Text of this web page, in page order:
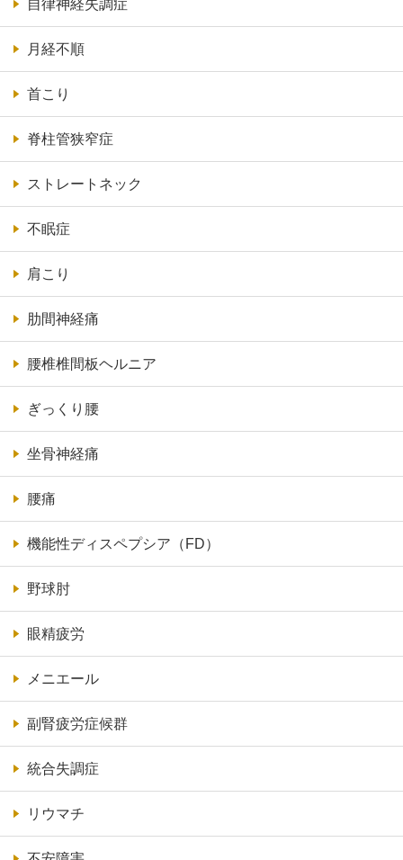
自律神経失調症
月経不順
首こり
脊柱管狭窄症
ストレートネック
不眠症
肩こり
肋間神経痛
腰椎椎間板ヘルニア
ぎっくり腰
坐骨神経痛
腰痛
機能性ディスペプシア（FD）
野球肘
眼精疲労
メニエール
副腎疲労症候群
統合失調症
リウマチ